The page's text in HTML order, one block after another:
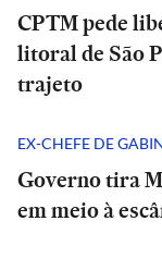
CPTM pede
litoral de São
trajeto
EX-CHEFE DE
Governo tira
em meio à